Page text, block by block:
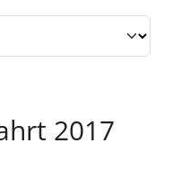
2017